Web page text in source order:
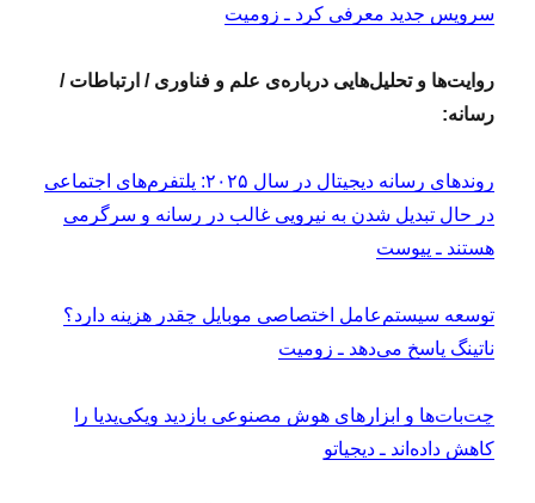
سرویس جدید معرفی کرد ـ زومیت
روایت‌ها و تحلیل‌هایی درباره‌ی علم و فناوری / ارتباطات /
رسانه:
روندهای رسانه دیجیتال در سال ۲۰۲۵: پلتفرم‌های اجتماعی
در حال تبدیل شدن به نیرویی غالب در رسانه و سرگرمی
هستند ـ پیوست
توسعه سیستم‌عامل اختصاصی موبایل چقدر هزینه دارد؟
ناتینگ پاسخ می‌دهد ـ زومیت
چت‌بات‌ها و ابزارهای هوش مصنوعی بازدید ویکی‌پدیا را
کاهش داده‌اند ـ دیجیاتو